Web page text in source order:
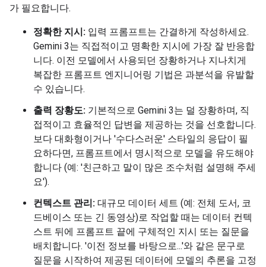
가 필요합니다.
정확한 지시: 입력 프롬프트는 간결하게 작성하세요.
Gemini 3는 직접적이고 명확한 지시에 가장 잘 반응합
니다. 이전 모델에서 사용되던 장황하거나 지나치게
복잡한 프롬프트 엔지니어링 기법은 과분석을 유발할
수 있습니다.
출력 장황도: 기본적으로 Gemini 3는 덜 장황하며, 직
접적이고 효율적인 답변을 제공하는 것을 선호합니다.
보다 대화형이거나 '수다스러운' 스타일의 응답이 필
요하다면, 프롬프트에서 명시적으로 모델을 유도해야
합니다 (예: '친근하고 말이 많은 조수처럼 설명해 주세
요').
컨텍스트 관리: 대규모 데이터 세트 (예: 전체 도서, 코
드베이스 또는 긴 동영상)로 작업할 때는 데이터 컨텍
스트 뒤에 프롬프트 끝에 구체적인 지시 또는 질문을
배치합니다. '이전 정보를 바탕으로...'와 같은 문구로
질문을 시작하여 제공된 데이터에 모델의 추론을 고정